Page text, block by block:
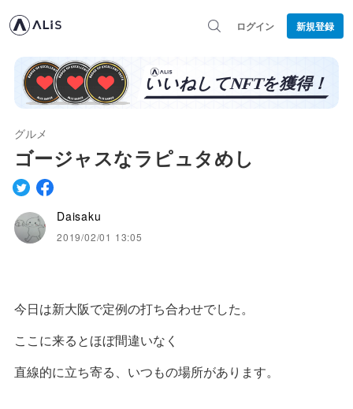
ログイン 新規登録
グルメ
ゴージャスなラピュタめし
Daisaku
2019/02/01 13:05
今日は新大阪で定例の打ち合わせでした。
ここに来るとほぼ間違いなく
直線的に立ち寄る、いつもの場所があります。